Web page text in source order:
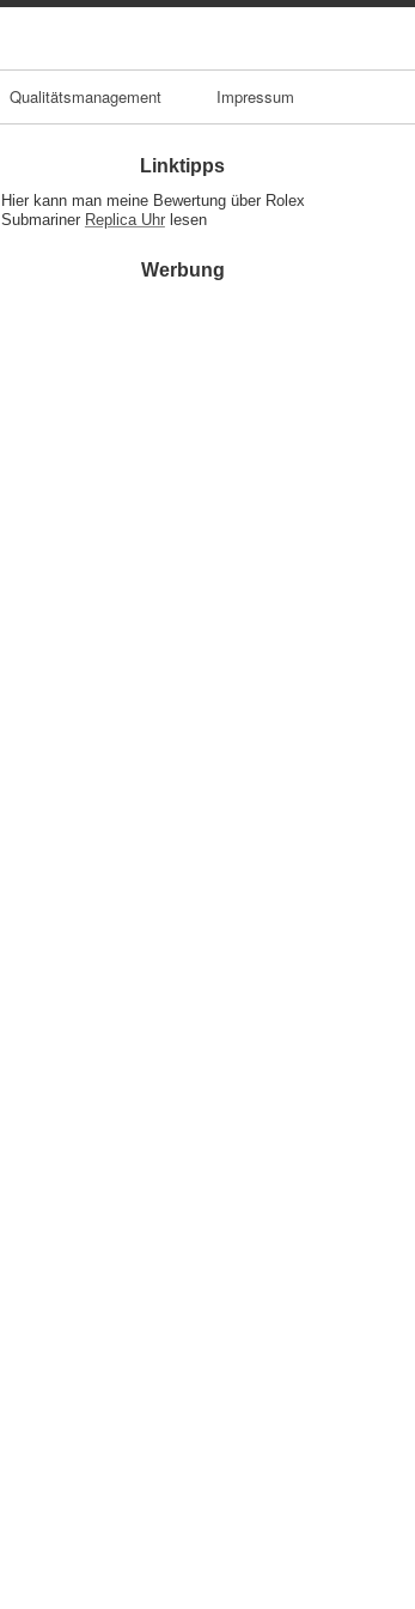
Qualitätsmanagement Impressum
Linktipps
Hier kann man meine Bewertung über Rolex
Submariner Replica Uhrlesen
Werbung